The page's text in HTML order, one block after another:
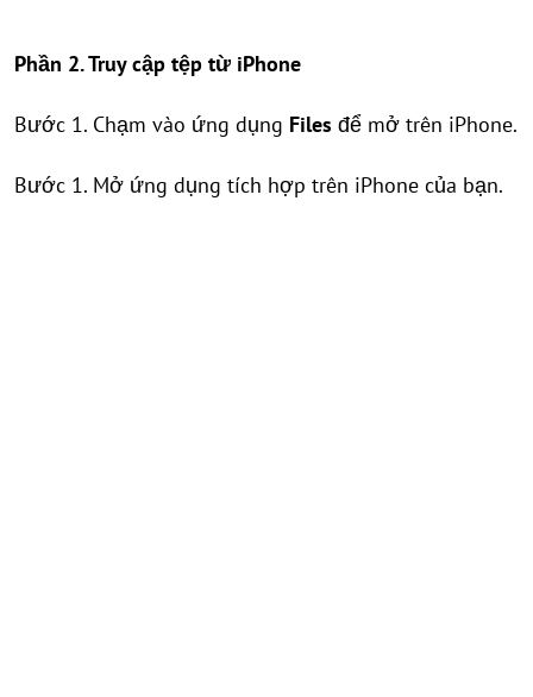
Phần 2. Truy cập tệp từ iPhone
Bước 1. Chạm vào ứng dụng Files để mở trên iPhone.
Bước 1. Mở ứng dụng tích hợp trên iPhone của bạn.